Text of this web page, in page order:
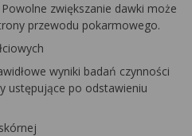
zwiększanie dawki może
przewodu pokarmowego.
wyniki badań czynności
ustępujące po odstawieniu